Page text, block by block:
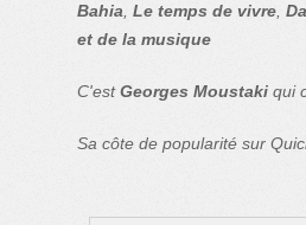
Bahia Le temps de vivre
et de la musique
C'estGeorges Moustaki qui
Sa côte de popularité sur